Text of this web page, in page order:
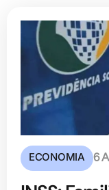
ECONOMIA 6